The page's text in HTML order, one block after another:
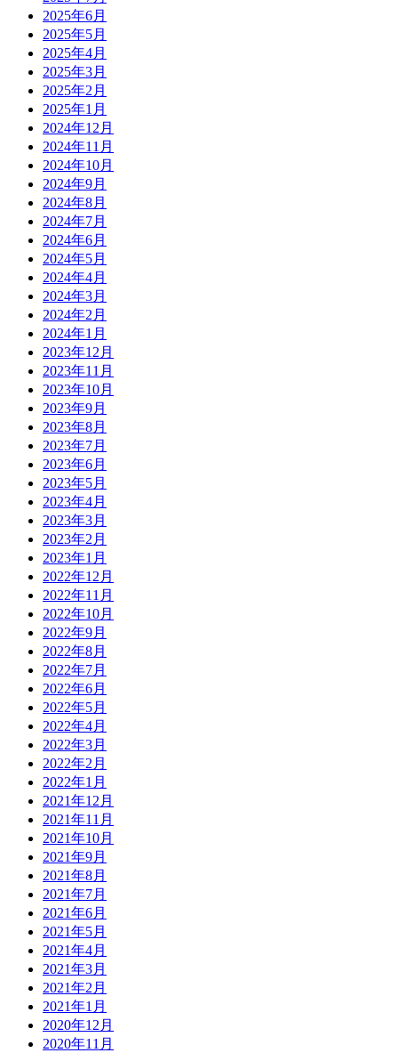
2025年6月
2025年5月
2025年4月
2025年3月
2025年2月
2025年1月
2024年12月
2024年11月
2024年10月
2024年9月
2024年8月
2024年7月
2024年6月
2024年5月
2024年4月
2024年3月
2024年2月
2024年1月
2023年12月
2023年11月
2023年10月
2023年9月
2023年8月
2023年7月
2023年6月
2023年5月
2023年4月
2023年3月
2023年2月
2023年1月
2022年12月
2022年11月
2022年10月
2022年9月
2022年8月
2022年7月
2022年6月
2022年5月
2022年4月
2022年3月
2022年2月
2022年1月
2021年12月
2021年11月
2021年10月
2021年9月
2021年8月
2021年7月
2021年6月
2021年5月
2021年4月
2021年3月
2021年2月
2021年1月
2020年12月
2020年11月